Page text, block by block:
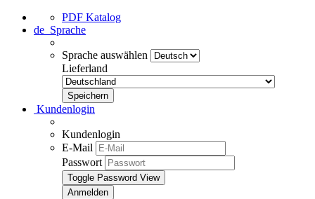
PDF Katalog
de Sprache
Sprache auswählen
Lieferland
Kundenlogin
Kundenlogin
E-Mail
Passwort
Toggle Password View